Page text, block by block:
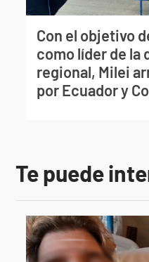
Con el objetivo
como líder de la
regional, Milei
por Ecuador y
Te puede